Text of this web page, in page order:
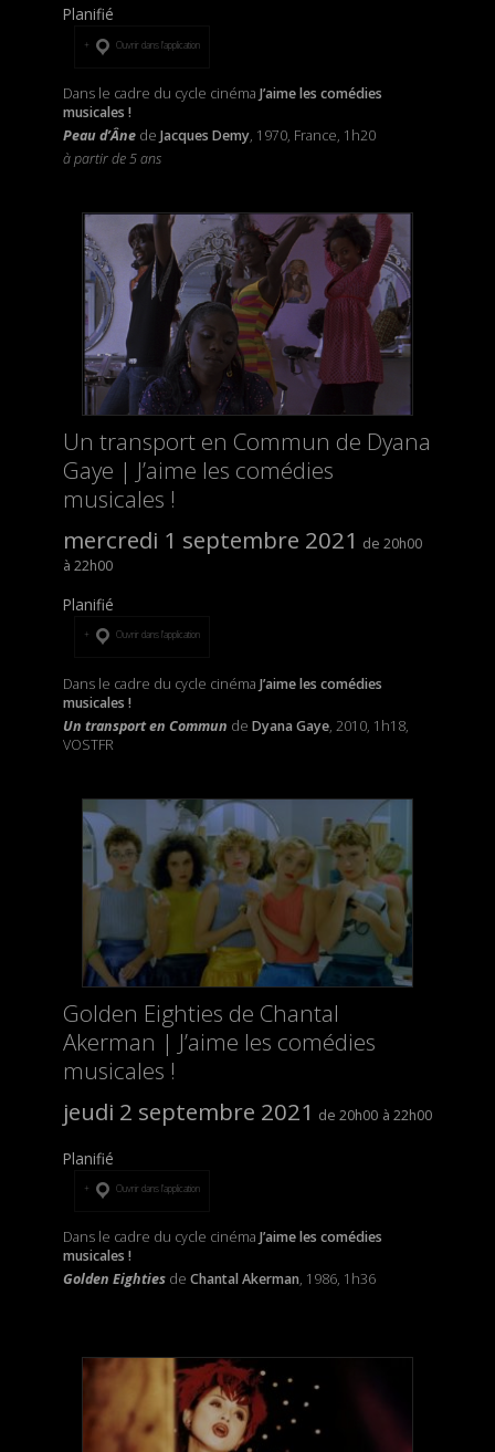
Planifié
Ouvrir dans l’application
Dans le cadre du cycle cinéma J’aime les comédies
musicales !
Peau d’Âne de Jacques Demy, 1970, France, 1h20
à partir de 5 ans
Un transport en Commun de Dyana
Gaye | J’aime les comédies
musicales !
mercredi 1 septembre 2021
20h00
22h00
Planifié
Ouvrir dans l’application
Dans le cadre du cycle cinéma J’aime les comédies
musicales !
Un transport en Commun de Dyana Gaye, 2010, 1h18,
VOSTFR
Golden Eighties de Chantal
Akerman | J’aime les comédies
musicales !
jeudi 2 septembre 2021
20h00 22h00
Planifié
Ouvrir dans l’application
Dans le cadre du cycle cinéma J’aime les comédies
musicales !
Golden Eightiesde Chantal Akerman, 1986, 1h36